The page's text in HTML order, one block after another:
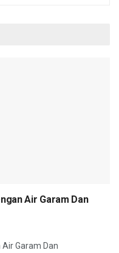
Air Garam Dan
Garam Dan